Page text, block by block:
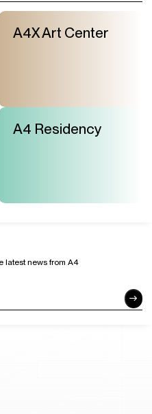
A4X Art Center
A4 Residency
latest news from A4